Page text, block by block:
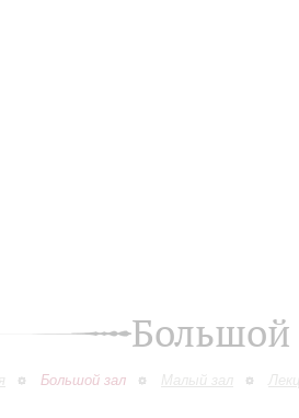
Большой
Большой зал Малый зал